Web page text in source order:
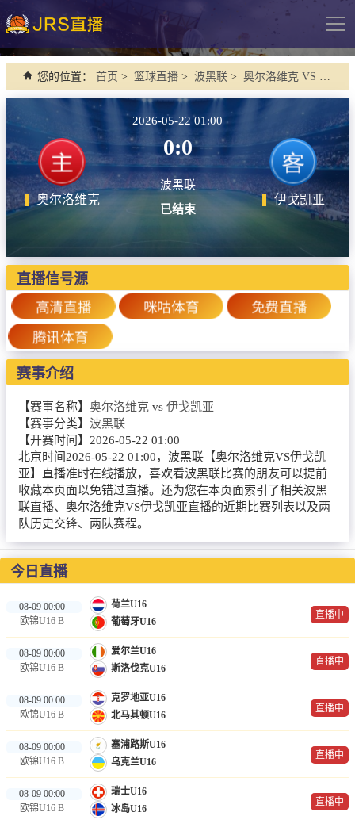
导
网站首页
足球直播
德甲
西甲
意甲
欧冠杯
中超
篮球直播
NBA
CBA
精彩录像
热门新闻
您的位置： 首页 > 篮球直播 > 波黑联 > 奥尔洛维克 VS 伊戈凯亚
奥尔洛维克
2026-05-22 01:00
0:0
波黑联
已结束
伊戈凯亚
直播信号源
高清直播 咪咕体育 免费直播
腾讯体育
赛事介绍
【赛事名称】 奥尔洛维克 vs 伊戈凯亚
【赛事分类】 波黑联
【开赛时间】 2026-05-22 01:00
北京时间2026-05-22 01:00，波黑联【奥尔洛维克VS伊戈凯
亚】直播准时在线播放，喜欢看波黑联比赛的朋友可以提前
收藏本页面以免错过直播。还为您在本页面索引了相关波黑
联直播、奥尔洛维克VS伊戈凯亚直播的近期比赛列表以及两
队历史交锋、两队赛程。
今日直播
08-09 00:00
欧锦U16 B
荷兰U16
葡萄牙U16
直播中
08-09 00:00
欧锦U16 B
爱尔兰U16
斯洛伐克U16
直播中
08-09 00:00
欧锦U16 B
克罗地亚U16
北马其顿U16
直播中
08-09 00:00
欧锦U16 B
塞浦路斯U16
乌克兰U16
直播中
08-09 00:00
欧锦U16 B
瑞士U16
冰岛U16
直播中